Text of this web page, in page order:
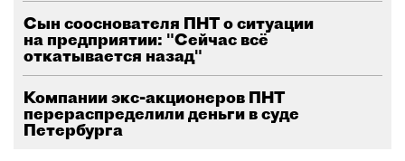
Сын сооснователя ПНТ о ситуации
на предприятии: "Сейчас всё
откатывается назад"
Компании экс-акционеров ПНТ
перераспределили деньги в суде
Петербурга